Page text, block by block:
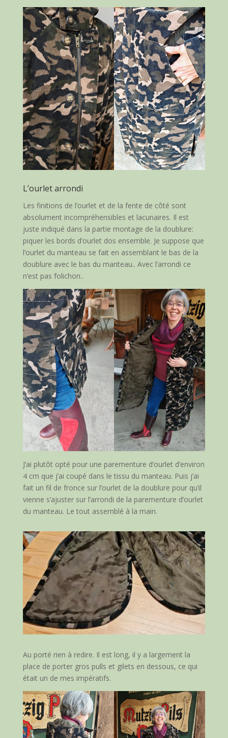
L’ourlet arrondi
Les finitions de l’ourlet et de la fente de côté sont
absolument incompréhensibles et lacunaires. Il est
juste indiqué dans la partie montage de la doublure:
piquer les bords d’ourlet dos ensemble. Je suppose que
l’ourlet du manteau se fait en assemblant le bas de la
doublure avec le bas du manteau.. Avec l’arrondi ce
n’est pas folichon..
J’ai plutôt opté pour une parementure d’ourlet d’environ
4 cm que j’ai coupé dans le tissu du manteau. Puis j’ai
fait un fil de fronce sur l’ourlet de la doublure pour qu’il
vienne s’ajuster sur l’arrondi de la parementure d’ourlet
du manteau. Le tout assemblé à la main.
Au porté rien à redire. Il est long, il y a largement la
place de porter gros pulls et gilets en dessous, ce qui
était un de mes impératifs.